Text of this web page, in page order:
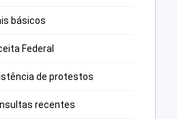
básicos
Federal
de protestos
recentes